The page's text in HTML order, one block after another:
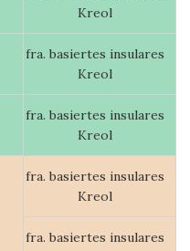
Kreol
fra. basiertes insulares
Kreol
fra. basiertes insulares
Kreol
fra. basiertes insulares
Kreol
fra. basiertes insulares